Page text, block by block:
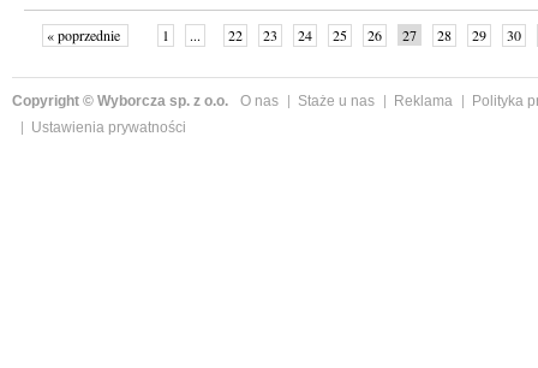
« poprzednie 1 ... 22 23 24 25 26 27 28 29
30
Copyright © Wyborcza sp. z o.o. O nas Staże u nas Reklama
Polityka
Ustawienia prywatności